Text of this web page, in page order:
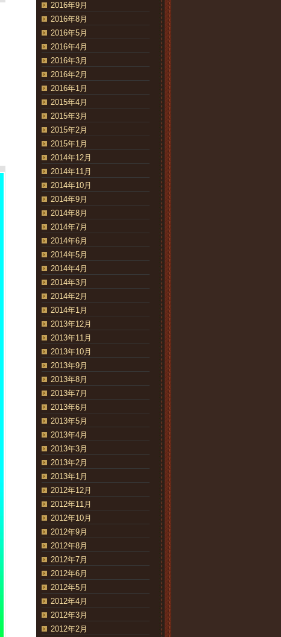
2016年9月
2016年8月
2016年5月
2016年4月
2016年3月
2016年2月
2016年1月
2015年4月
2015年3月
2015年2月
2015年1月
2014年12月
2014年11月
2014年10月
2014年9月
2014年8月
2014年7月
2014年6月
2014年5月
2014年4月
2014年3月
2014年2月
2014年1月
2013年12月
2013年11月
2013年10月
2013年9月
2013年8月
2013年7月
2013年6月
2013年5月
2013年4月
2013年3月
2013年2月
2013年1月
2012年12月
2012年11月
2012年10月
2012年9月
2012年8月
2012年7月
2012年6月
2012年5月
2012年4月
2012年3月
2012年2月